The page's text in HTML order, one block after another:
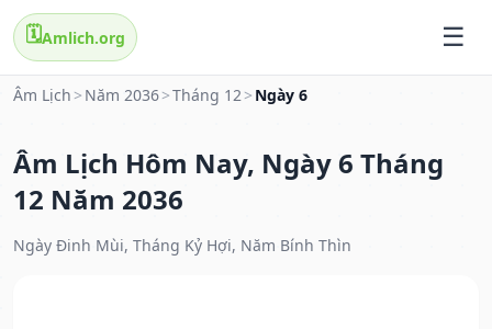
🗓️Amlich.org
Âm Lịch > Năm 2036>Tháng 12> Ngày 6
Âm Lịch Hôm Nay, Ngày 6 Tháng
12 Năm 2036
Ngày Đinh Mùi, Tháng Kỷ Hợi, Năm Bính Thìn